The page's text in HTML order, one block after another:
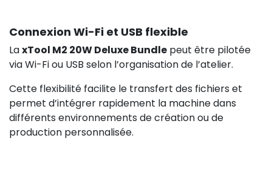
Connexion Wi-Fi et USB flexible
LaxTool M2 20W Deluxe Bundle peut être pilotée
via Wi-Fi ou USB selon l’organisation de l’atelier.
Cette flexibilité facilite le transfert des fichiers et
permet d’intégrer rapidement la machine dans
différents environnements de création ou de
production personnalisée.